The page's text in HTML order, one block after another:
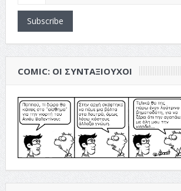
Subscribe
COMIC: ΟΙ ΣΥΝΤΑΞΙΟΎΧΟΙ